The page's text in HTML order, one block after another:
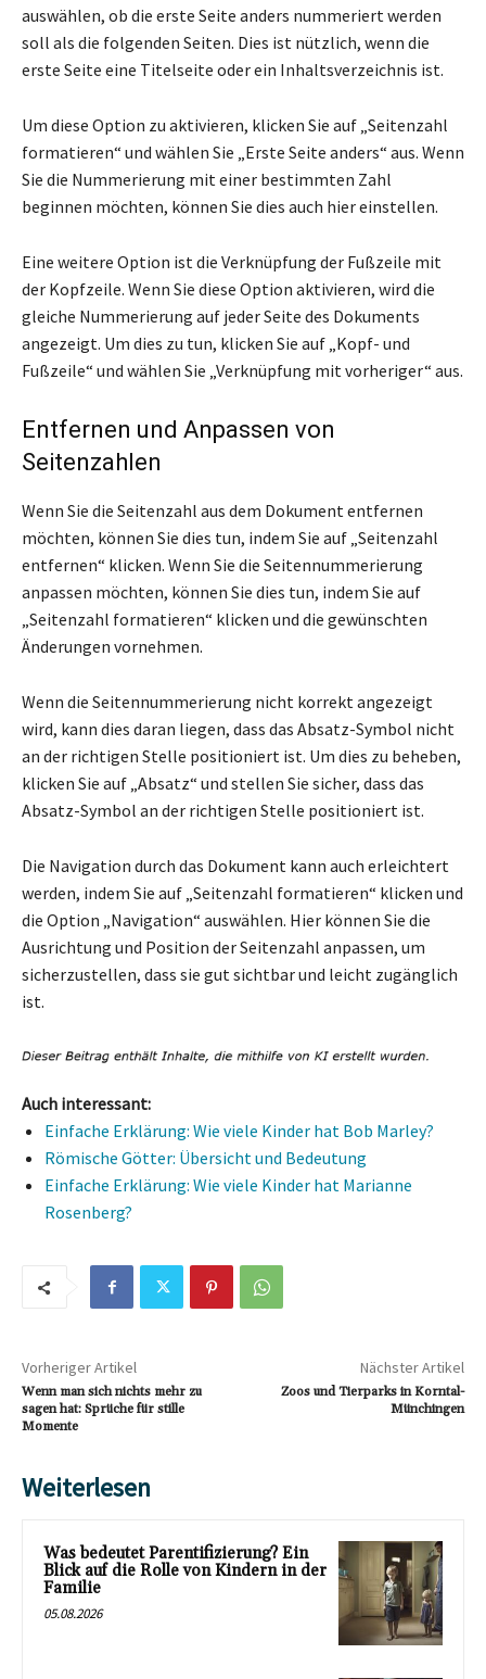
auswählen, ob die erste Seite anders nummeriert werden
soll als die folgenden Seiten. Dies ist nützlich, wenn die
erste Seite eine Titelseite oder ein Inhaltsverzeichnis ist.
Um diese Option zu aktivieren, klicken Sie auf „Seitenzahl
formatieren“ und wählen Sie „Erste Seite anders“ aus. Wenn
Sie die Nummerierung mit einer bestimmten Zahl
beginnen möchten, können Sie dies auch hier einstellen.
Eine weitere Option ist die Verknüpfung der Fußzeile mit
der Kopfzeile. Wenn Sie diese Option aktivieren, wird die
gleiche Nummerierung auf jeder Seite des Dokuments
angezeigt. Um dies zu tun, klicken Sie auf „Kopf- und
Fußzeile“ und wählen Sie „Verknüpfung mit vorheriger“ aus.
Entfernen und Anpassen von
Seitenzahlen
Wenn Sie die Seitenzahl aus dem Dokument entfernen
möchten, können Sie dies tun, indem Sie auf „Seitenzahl
entfernen“ klicken. Wenn Sie die Seitennummerierung
anpassen möchten, können Sie dies tun, indem Sie auf
„Seitenzahl formatieren“ klicken und die gewünschten
Änderungen vornehmen.
Wenn die Seitennummerierung nicht korrekt angezeigt
wird, kann dies daran liegen, dass das Absatz-Symbol nicht
an der richtigen Stelle positioniert ist. Um dies zu beheben,
klicken Sie auf „Absatz“ und stellen Sie sicher, dass das
Absatz-Symbol an der richtigen Stelle positioniert ist.
Die Navigation durch das Dokument kann auch erleichtert
werden, indem Sie auf „Seitenzahl formatieren“ klicken und
die Option „Navigation“ auswählen. Hier können Sie die
Ausrichtung und Position der Seitenzahl anpassen, um
sicherzustellen, dass sie gut sichtbar und leicht zugänglich
ist.
Auch interessant:
Einfache Erklärung: Wie viele Kinder hat Bob Marley?
Römische Götter: Übersicht und Bedeutung
Einfache Erklärung: Wie viele Kinder hat Marianne
Rosenberg?
Vorheriger Artikel
Wenn man sich nichts mehr zu
sagen hat: Sprüche für stille
Momente
Nächster Artikel
Zoos und Tierparks in Korntal-
Münchingen
Weiterlesen
Was bedeutet Parentifizierung? Ein
Blick auf die Rolle von Kindern in der
Familie
05.08.2026